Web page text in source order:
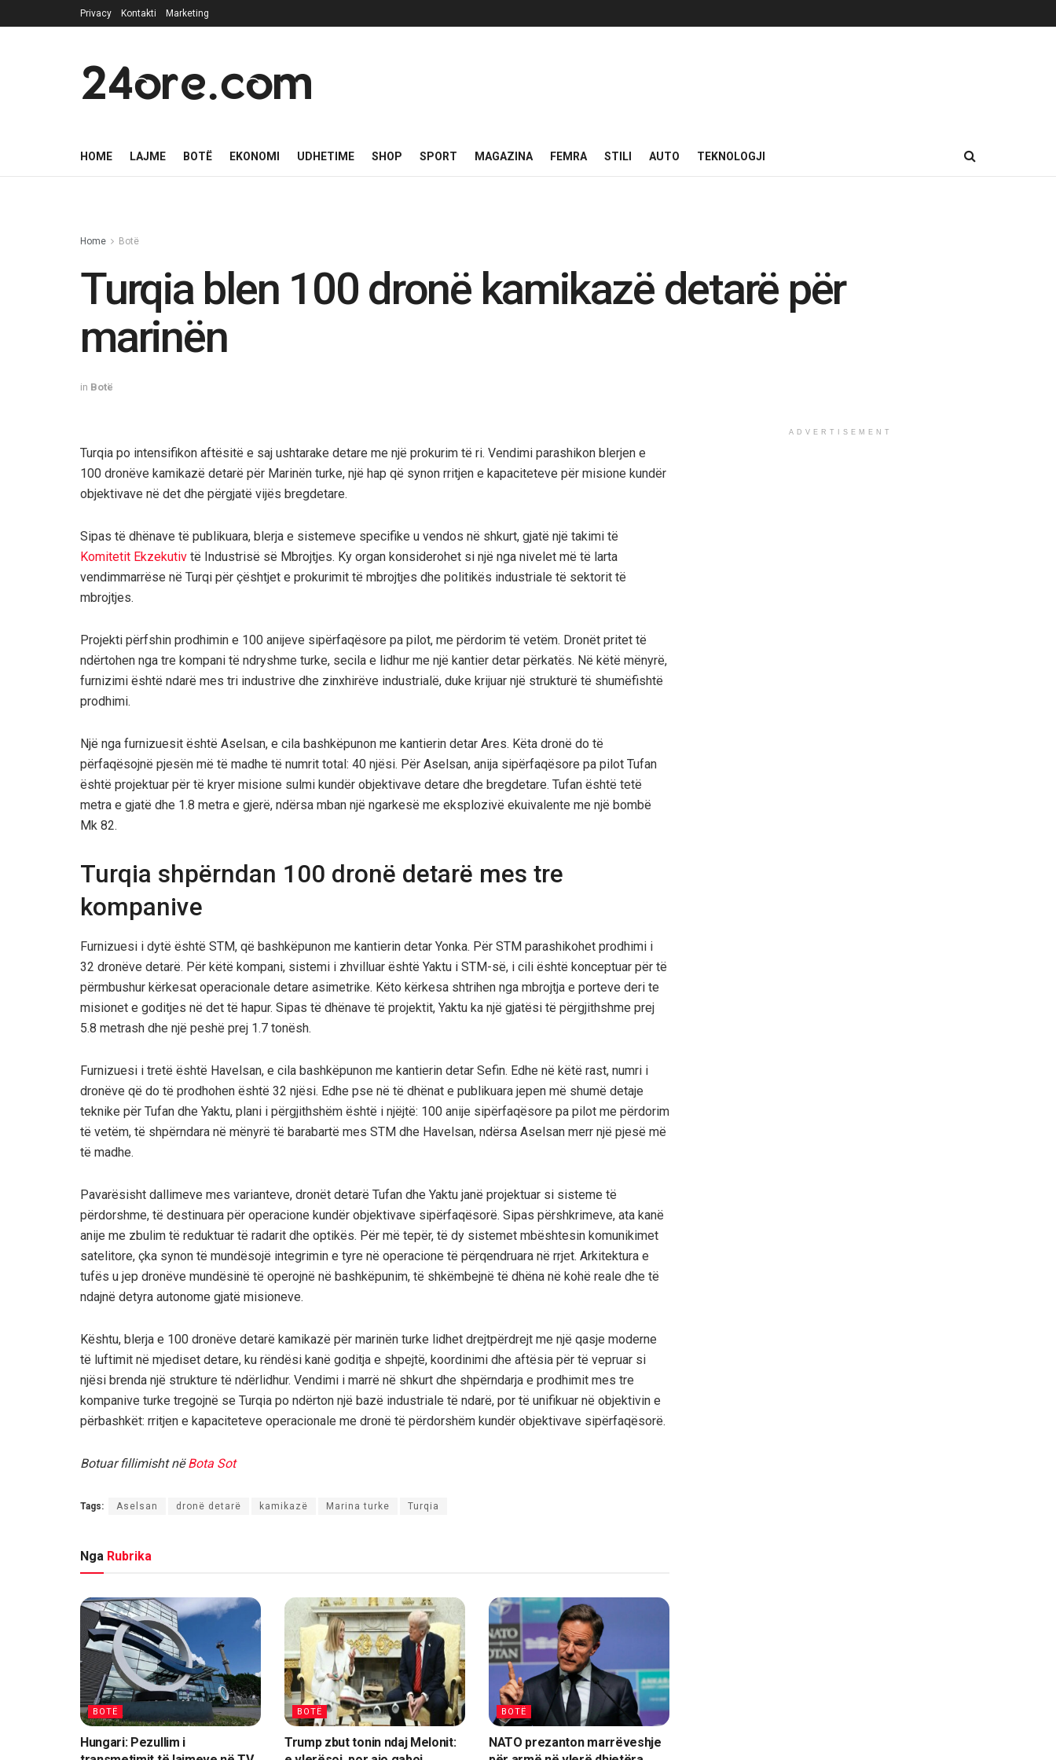
Privacy Kontakti Marketing
24ore.com
HOME LAJME BOTË EKONOMI UDHETIME SHOP SPORT MAGAZINA FEMRA STILI AUTO TEKNOLOGJI
Home Botë
Turqia blen 100 dronë kamikazë detarë për
marinën
in Botë
Turqia po intensifikon aftësitë e saj ushtarake detare me një prokurim të ri. Vendimi parashikon blerjen e
100 dronëve kamikazë detarë për Marinën turke, një hap që synon rritjen e kapaciteteve për misione kundër
objektivave në det dhe përgjatë vijës bregdetare.
Sipas të dhënave të publikuara, blerja e sistemeve specifike u vendos në shkurt, gjatë një takimi të
Komitetit Ekzekutiv të Industrisë së Mbrojtjes. Ky organ konsiderohet si një nga nivelet më të larta
vendimmarrëse në Turqi për çështjet e prokurimit të mbrojtjes dhe politikës industriale të sektorit të
mbrojtjes.
Projekti përfshin prodhimin e 100 anijeve sipërfaqësore pa pilot, me përdorim të vetëm. Dronët pritet të
ndërtohen nga tre kompani të ndryshme turke, secila e lidhur me një kantier detar përkatës. Në këtë mënyrë,
furnizimi është ndarë mes tri industrive dhe zinxhirëve industrialë, duke krijuar një strukturë të shumëfishtë
prodhimi.
Një nga furnizuesit është Aselsan, e cila bashkëpunon me kantierin detar Ares. Këta dronë do të
përfaqësojnë pjesën më të madhe të numrit total: 40 njësi. Për Aselsan, anija sipërfaqësore pa pilot Tufan
është projektuar për të kryer misione sulmi kundër objektivave detare dhe bregdetare. Tufan është tetë
metra e gjatë dhe 1.8 metra e gjerë, ndërsa mban një ngarkesë me eksplozivë ekuivalente me një bombë
Mk 82.
Turqia shpërndan 100 dronë detarë mes tre
kompanive
Furnizuesi i dytë është STM, që bashkëpunon me kantierin detar Yonka. Për STM parashikohet prodhimi i
32 dronëve detarë. Për këtë kompani, sistemi i zhvilluar është Yaktu i STM-së, i cili është konceptuar për të
përmbushur kërkesat operacionale detare asimetrike. Këto kërkesa shtrihen nga mbrojtja e porteve deri te
misionet e goditjes në det të hapur. Sipas të dhënave të projektit, Yaktu ka një gjatësi të përgjithshme prej
5.8 metrash dhe një peshë prej 1.7 tonësh.
Furnizuesi i tretë është Havelsan, e cila bashkëpunon me kantierin detar Sefin. Edhe në këtë rast, numri i
dronëve që do të prodhohen është 32 njësi. Edhe pse në të dhënat e publikuara jepen më shumë detaje
teknike për Tufan dhe Yaktu, plani i përgjithshëm është i njëjtë: 100 anije sipërfaqësore pa pilot me përdorim
të vetëm, të shpërndara në mënyrë të barabartë mes STM dhe Havelsan, ndërsa Aselsan merr një pjesë më
të madhe.
Pavarësisht dallimeve mes varianteve, dronët detarë Tufan dhe Yaktu janë projektuar si sisteme të
përdorshme, të destinuara për operacione kundër objektivave sipërfaqësorë. Sipas përshkrimeve, ata kanë
anije me zbulim të reduktuar të radarit dhe optikës. Për më tepër, të dy sistemet mbështesin komunikimet
satelitore, çka synon të mundësojë integrimin e tyre në operacione të përqendruara në rrjet. Arkitektura e
tufës u jep dronëve mundësinë të operojnë në bashkëpunim, të shkëmbejnë të dhëna në kohë reale dhe të
ndajnë detyra autonome gjatë misioneve.
Kështu, blerja e 100 dronëve detarë kamikazë për marinën turke lidhet drejtpërdrejt me një qasje moderne
të luftimit në mjediset detare, ku rëndësi kanë goditja e shpejtë, koordinimi dhe aftësia për të vepruar si
njësi brenda një strukture të ndërlidhur. Vendimi i marrë në shkurt dhe shpërndarja e prodhimit mes tre
kompanive turke tregojnë se Turqia po ndërton një bazë industriale të ndarë, por të unifikuar në objektivin e
përbashkët: rritjen e kapaciteteve operacionale me dronë të përdorshëm kundër objektivave sipërfaqësorë.
Botuar fillimisht nëBota Sot
Tags: Aselsan dronë detarë kamikazë Marina turke Turqia
Nga Rubrika
BOTË
Hungari: Pezullim i
BOTË
Trump zbut tonin ndaj Melonit:
BOTË
NATO prezanton marrëveshje
ADVERTISEMENT